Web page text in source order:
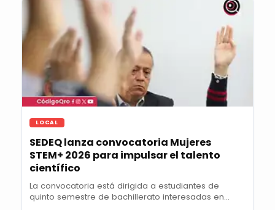
LOCAL
SEDEQ lanza convocatoria Mujeres
STEM+ 2026 para impulsar el talento
científico
La convocatoria está dirigida a estudiantes de
quinto semestre de bachillerato interesadas en...